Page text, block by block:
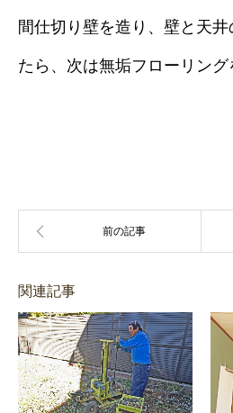
間仕切り壁を造り、壁と天
たら、次は無垢フローリング
関連記事